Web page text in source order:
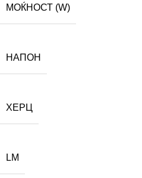
МОЌНОСТ (W)
НАПОН
ХЕРЦ
LM